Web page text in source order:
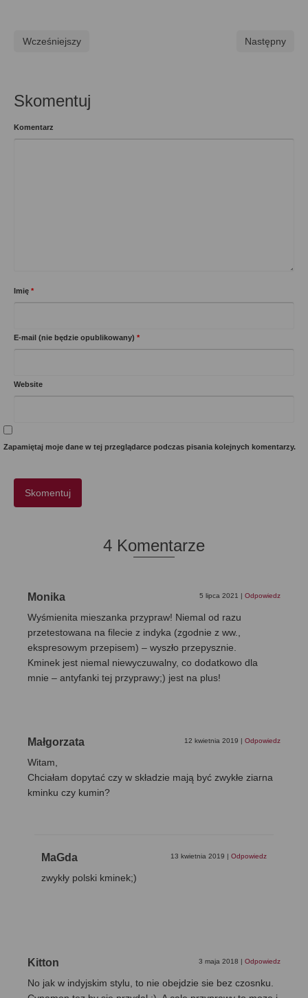
Wcześniejszy Następny
Skomentuj
Komentarz
Imię *
E-mail (nie będzie opublikowany) *
Website
Zapamiętaj moje dane w tej przeglądarce podczas pisania kolejnych komentarzy.
4 Komentarze
Monika 5 lipca 2021 | Odpowiedz
Wyśmienita mieszanka przypraw! Niemal od razu
przetestowana na filecie z indyka (zgodnie z ww.,
ekspresowym przepisem) – wyszło przepysznie.
Kminek jest niemal niewyczuwalny, co dodatkowo dla
mnie – antyfanki tej przyprawy;) jest na plus!
Małgorzata 12 kwietnia 2019 | Odpowiedz
Witam,
Chciałam dopytać czy w składzie mają być zwykłe ziarna
kminku czy kumin?
MaGda 13 kwietnia 2019 | Odpowiedz
zwykły polski kminek;)
Kitton 3 maja 2018 | Odpowiedz
No jak w indyjskim stylu, to nie obejdzie sie bez czosnku.